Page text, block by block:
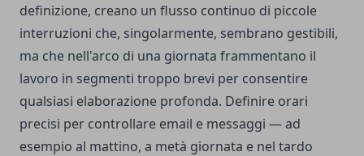
definizione, creano un flusso continuo di piccole
interruzioni che, singolarmente, sembrano gestibili,
ma che nell'arco di una giornata frammentano il
lavoro in segmenti troppo brevi per consentire
qualsiasi elaborazione profonda. Definire orari
precisi per controllare email e messaggi — ad
esempio al mattino, a metà giornata e nel tardo